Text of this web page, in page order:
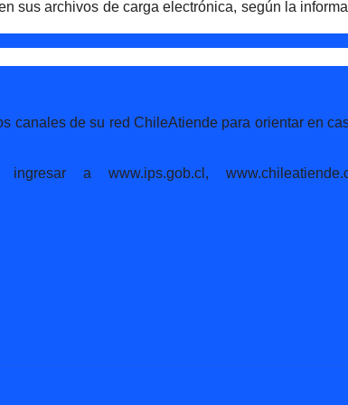
sus archivos de carga electrónica, según la
canales de su red ChileAtiende para orientar en
a www.ips.gob.cl,